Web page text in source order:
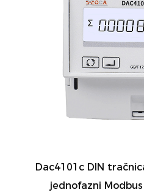
Dac4101c DIN
jednofazni